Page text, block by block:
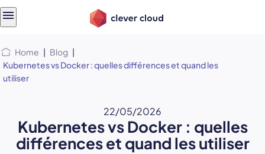
Home | Blog |
Kubernetes vs Docker : quelles différences et quand les
utiliser
22/05/2026
Kubernetes vs Docker : quelles
différences et quand les utiliser